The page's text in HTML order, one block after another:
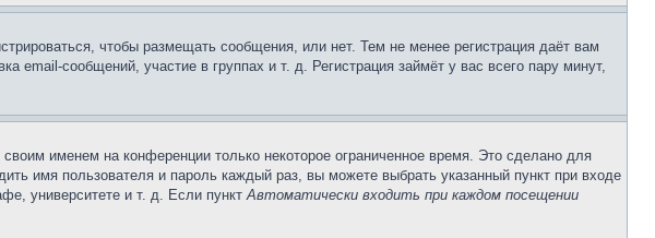
чтобы размещать сообщения, или нет. Тем не менее регистрация даёт вам
сообщений, участие в группах и т. д. Регистрация займёт у вас всего пару минут,
именем на конференции только некоторое ограниченное время. Это сделано для
имя пользователя и пароль каждый раз, вы можете выбрать указанный пункт при входе
университете и т. д. Если пунктАвтоматически входить при каждом посещении